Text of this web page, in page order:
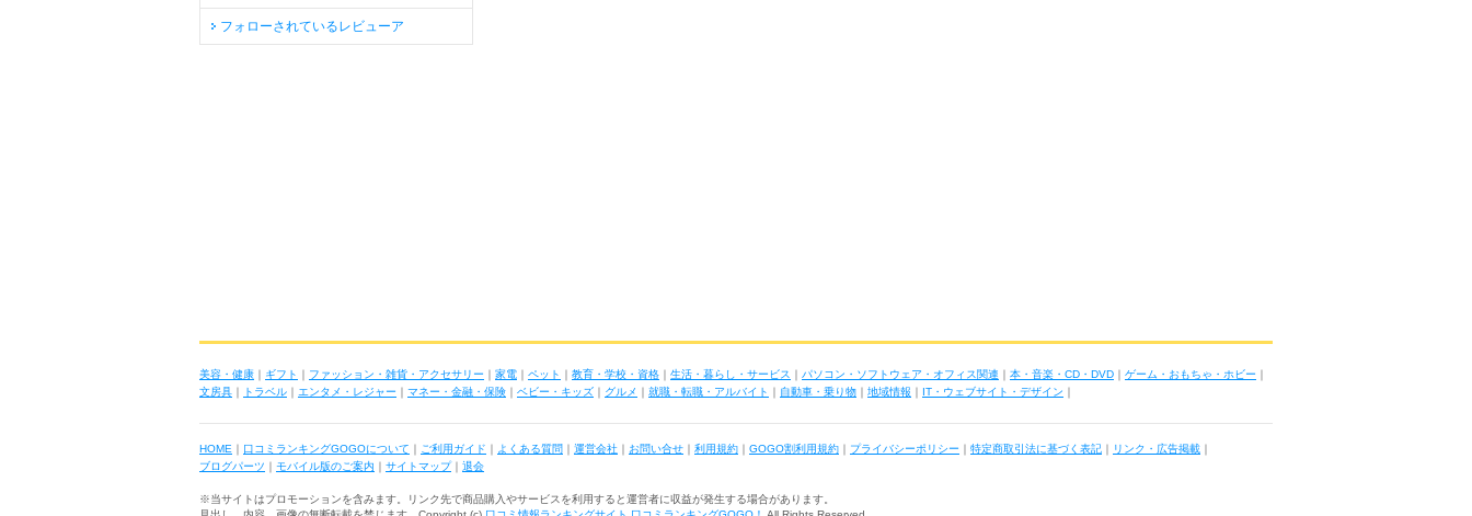
フォローされているレビューア
美容・健康 ｜ ギフト ｜ ファッション・雑貨・アクセサリー ｜ 家電 ｜ ペット ｜ 教育・学校・資格 ｜ 生活・暮らし・サービス ｜ パソコン・ソフトウェア・オフィス関連 ｜ 本・音楽・CD・DVD ｜ ゲーム・おもちゃ・ホビー ｜
文房具 ｜ トラベル ｜ エンタメ・レジャー ｜ マネー・金融・保険 ｜ ベビー・キッズ ｜ グルメ ｜ 就職・転職・アルバイト ｜ 自動車・乗り物 ｜ 地域情報 ｜ IT・ウェブサイト・デザイン ｜
HOME ｜ 口コミランキングGOGOについて ｜ ご利用ガイド ｜ よくある質問 ｜ 運営会社 ｜ お問い合せ ｜ 利用規約 ｜ GOGO割利用規約 ｜ プライバシーポリシー ｜ 特定商取引法に基づく表記 ｜ リンク・広告掲載 ｜
ブログパーツ ｜ モバイル版のご案内 ｜ サイトマップ｜ 退会
※当サイトはプロモーションを含みます。リンク先で商品購入やサービスを利用すると運営者に収益が発生する場合があります。